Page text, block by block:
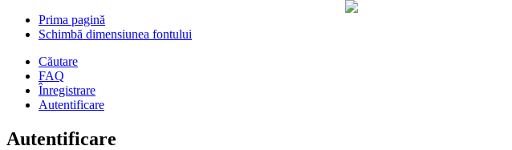
Prima pagină
Schimbă dimensiunea fontului
Căutare
FAQ
Înregistrare
Autentificare
Autentificare